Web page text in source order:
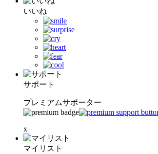
いいね
サポート
プレミアムサポーター
x
マイリスト